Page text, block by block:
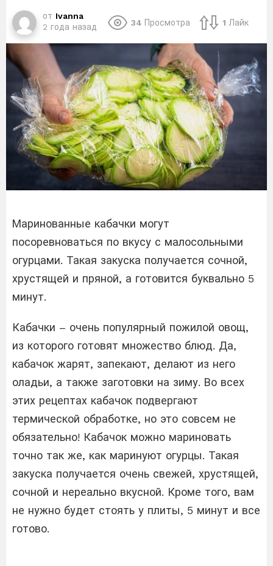
от Ivanna
2 года назад
34 Просмотра 1 Лайк
Маринованные кабачки могут
посоревноваться по вкусу с малосольными
огурцами. Такая закуска получается сочной,
хрустящей и пряной, а готовится буквально 5
минут.
Кабачки – очень популярный пожилой овощ,
из которого готовят множество блюд. Да,
кабачок жарят, запекают, делают из него
оладьи, а также заготовки на зиму. Во всех
этих рецептах кабачок подвергают
термической обработке, но это совсем не
обязательно! Кабачок можно мариновать
точно так же, как маринуют огурцы. Такая
закуска получается очень свежей, хрустящей,
сочной и нереально вкусной. Кроме того, вам
не нужно будет стоять у плиты, 5 минут и все
готово.